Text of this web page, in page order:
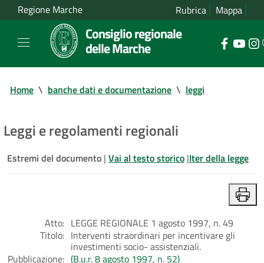
Regione Marche Rubrica Mappa
Consiglio regionale
delle Marche
Home \ banche dati e documentazione \ leggi
Leggi e regolamenti regionali
Estremi del documento | Vai al testo storico |Iter della legge
Atto: LEGGE REGIONALE 1 agosto 1997, n. 49
Titolo: Interventi straordinari per incentivare gli
investimenti socio- assistenziali.
Pubblicazione: (B.u.r. 8 agosto 1997, n. 52)